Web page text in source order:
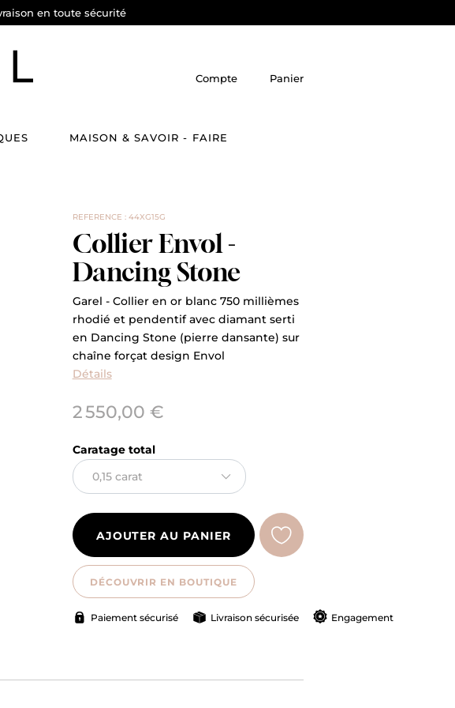
en toute sécurité
Compte Panier
MAISON & SAVOIR - FAIRE
REFERENCE : 44XG15G
Collier Envol -
Dancing Stone
Garel - Collier en or blanc 750 millièmes
rhodié et pendentif avec diamant serti
en Dancing Stone (pierre dansante) sur
chaîne forçat design Envol
Détails
2 550,00 €
Caratage total
AJOUTER AU PANIER
DÉCOUVRIR EN BOUTIQUE
Paiement sécurisé Livraison sécurisée Engagement